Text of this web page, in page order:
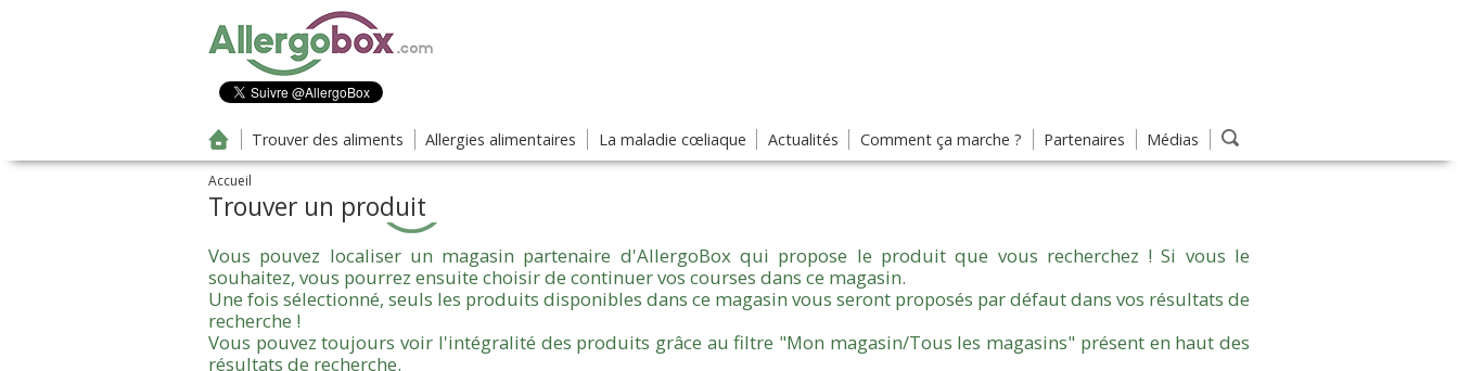
Trouver des aliments Allergies alimentaires La maladie cœliaque Actualités Comment ça marche ? Partenaires Médias
Accueil
Trouver un produit
Vous pouvez localiser un magasin partenaire d'AllergoBox qui propose le produit que vous recherchez ! Si vous le
souhaitez, vous pourrez ensuite choisir de continuer vos courses dans ce magasin.
Une fois sélectionné, seuls les produits disponibles dans ce magasin vous seront proposés par défaut dans vos résultats de
recherche !
Vous pouvez toujours voir l'intégralité des produits grâce au filtre "Mon magasin/Tous les magasins" présent en haut des
résultats de recherche.